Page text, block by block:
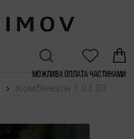
Можлива Оплата частинами